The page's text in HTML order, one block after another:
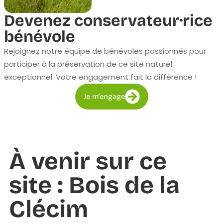
Devenez conservateur·rice
bénévole
Rejoignez notre équipe de bénévoles passionnés pour
participer à la préservation de ce site naturel
exceptionnel. Votre engagement fait la différence !
Je m'engage
À venir sur ce
site : Bois de la
Clécim